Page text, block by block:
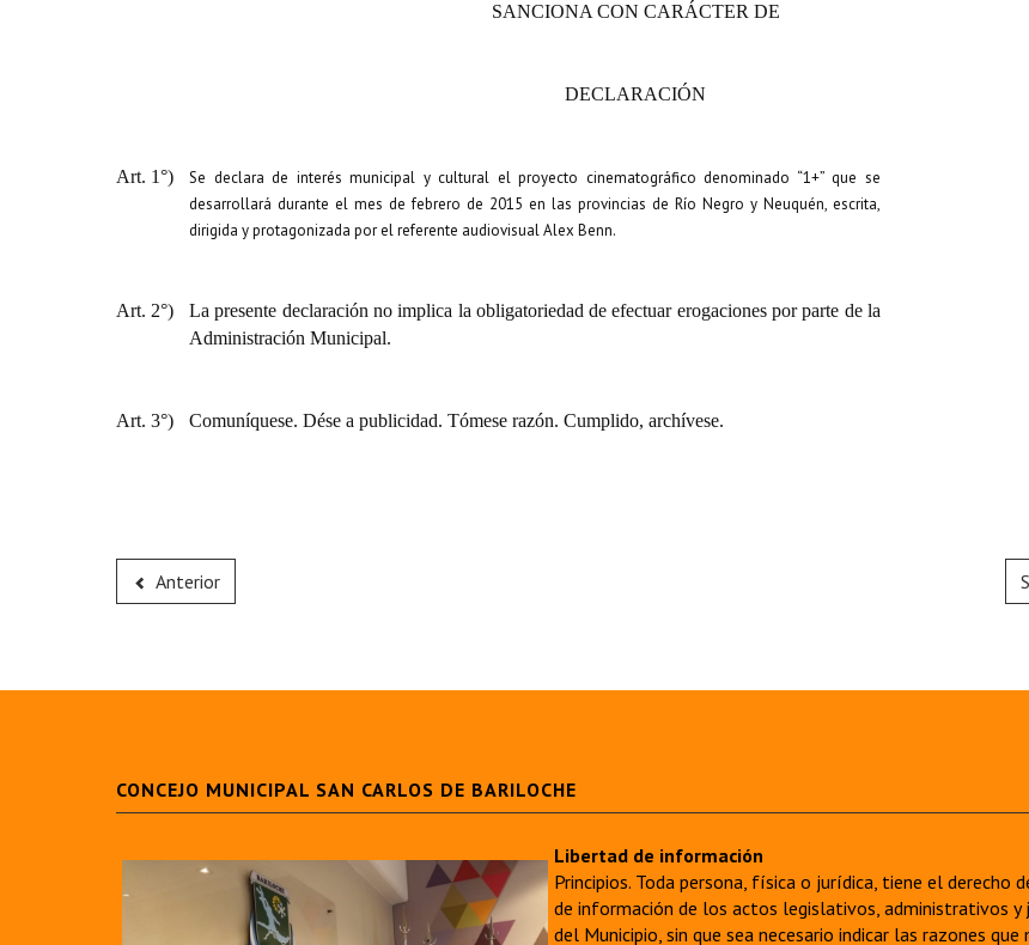
SANCIONA CON CARÁCTER DE
DECLARACIÓN
Art. 1°) Se declara de interés municipal y cultural el proyecto cinematográfico denominado “1+” que se
desarrollará durante el mes de febrero de 2015 en las provincias de Río Negro y Neuquén, escrita,
dirigida y protagonizada por el referente audiovisual Alex Benn.
Art. 2°)
La presente declaración no implica la obligatoriedad de efectuar erogaciones por parte de la
Administración Municipal.
Art. 3°) Comuníquese. Dése a publicidad. Tómese razón. Cumplido, archívese.
Anterior
CONCEJO MUNICIPAL SAN CARLOS DE BARILOCHE
Libertad de información
Principios. Toda persona, física o jurídica, tiene el derecho
de información de los actos legislativos, administrativos y
del Municipio, sin que sea necesario indicar las razones